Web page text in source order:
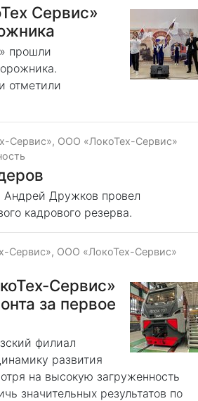
Сервис»
прошли
отметили
Сервис», ООО «ЛокоТех-Сервис»
Андрей Дружков провел
кадрового резерва.
Сервис», ООО «ЛокоТех-Сервис»
Сервис»
за первое
филиал
развития
на высокую загруженность
значительных результатов по